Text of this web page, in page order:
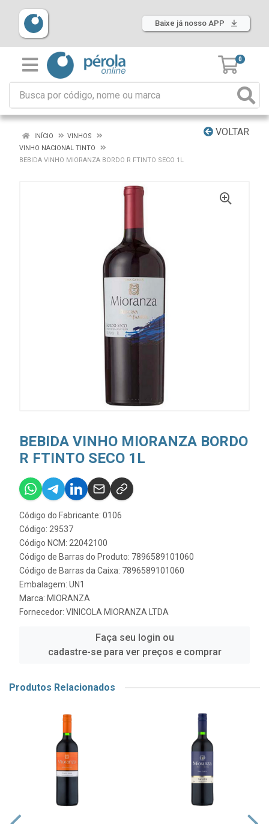
Baixe já nosso APP
0
VOLTAR
INÍCIO
VINHOS
VINHO NACIONAL TINTO
BEBIDA VINHO MIORANZA BORDO R FTINTO SECO 1L
BEBIDA VINHO MIORANZA BORDO
R FTINTO SECO 1L
Código do Fabricante: 0106
Código: 29537
Código NCM: 22042100
Código de Barras do Produto: 7896589101060
Código de Barras da Caixa: 7896589101060
Embalagem: UN1
Marca: MIORANZA
Fornecedor: VINICOLA MIORANZA LTDA
Faça seu login ou
cadastre-se para ver preços e comprar
Produtos Relacionados